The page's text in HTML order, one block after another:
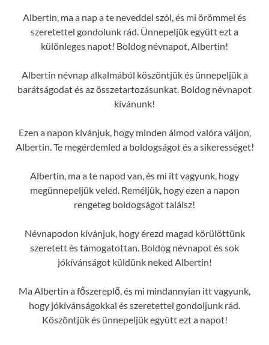
Albertin, ma a nap a te neveddel szól, és mi örömmel és
szeretettel gondolunk rád. Ünnepeljük együtt ezt a
különleges napot! Boldog névnapot, Albertin!
Albertin névnap alkalmából köszöntjük és ünnepeljük a
barátságodat és az összetartozásunkat. Boldog névnapot
kívánunk!
Ezen a napon kívánjuk, hogy minden álmod valóra váljon,
Albertin. Te megérdemled a boldogságot és a sikerességet!
Albertin, ma a te napod van, és mi itt vagyunk, hogy
megünnepeljük veled. Reméljük, hogy ezen a napon
rengeteg boldogságot találsz!
Névnapodon kívánjuk, hogy érezd magad körülöttünk
szeretett és támogatottan. Boldog névnapot és sok
jókívánságot küldünk neked Albertin!
Ma Albertin a főszereplő, és mi mindannyian itt vagyunk,
hogy jókívánságokkal és szeretettel gondoljunk rád.
Köszöntjük és ünnepeljük együtt ezt a napot!